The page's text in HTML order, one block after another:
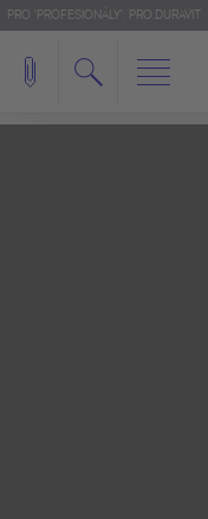
PRO 'PROFESIONÁLY': PRO.DURAVIT